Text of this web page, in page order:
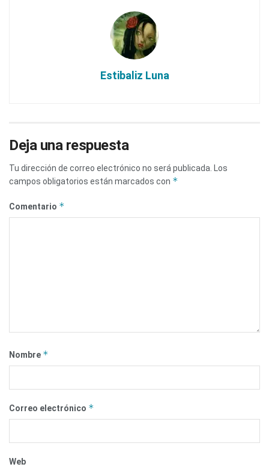
Estibaliz Luna
Deja una respuesta
Tu dirección de correo electrónico no será publicada.
Los
campos obligatorios están marcados con *
Comentario *
Nombre *
Correo electrónico *
Web